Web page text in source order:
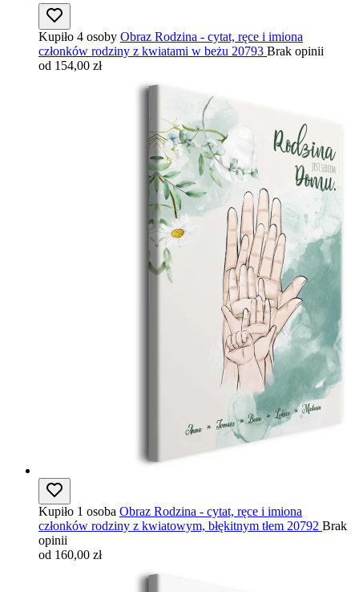
Kupiło 4 osoby Obraz Rodzina - cytat, ręce i imiona
członków rodziny z kwiatami w beżu 20793 Brak opinii
od 154,00 zł
Kupiło 1 osoba Obraz Rodzina - cytat, ręce i imiona
członków rodziny z kwiatowym, błękitnym tłem 20792 Brak
opinii
od 160,00 zł